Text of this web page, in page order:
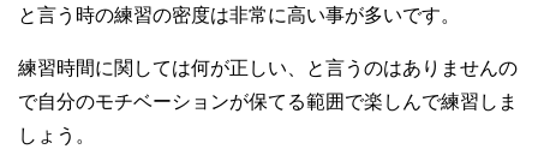
と言う時の練習の密度は非常に高い事が多いです。
練習時間に関しては何が正しい、と言うのはありませんの
で自分のモチベーションが保てる範囲で楽しんで練習しま
しょう。